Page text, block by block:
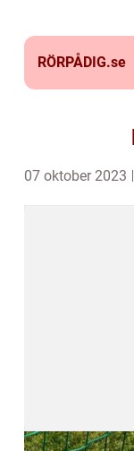
RÖRPÅDIG.se
07 oktober 2023